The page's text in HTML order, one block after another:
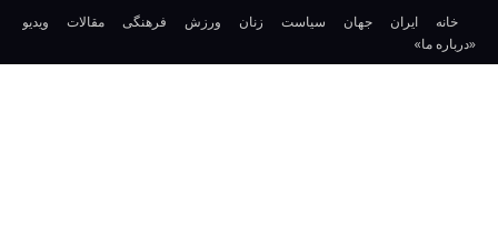
خانه ایران جهان سیاست زنان ورزش فرهنگی مقالات
ویدیو
«درباره ما»